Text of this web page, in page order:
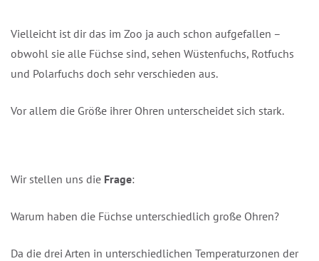
Vielleicht ist dir das im Zoo ja auch schon aufgefallen –
obwohl sie alle Füchse sind, sehen Wüstenfuchs, Rotfuchs
und Polarfuchs doch sehr verschieden aus.
Vor allem die Größe ihrer Ohren unterscheidet sich stark.
Wir stellen uns die Frage:
Warum haben die Füchse unterschiedlich große Ohren?
Da die drei Arten in unterschiedlichen Temperaturzonen der